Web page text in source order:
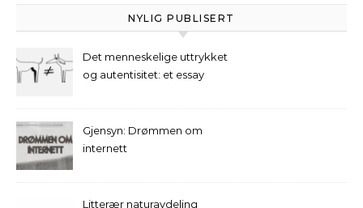
NYLIG PUBLISERT
Det menneskelige uttrykket
og autentisitet: et essay
Gjensyn: Drømmen om
internett
Litterær naturavdeling